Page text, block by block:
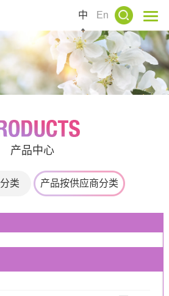
中 En
产品中心
类 产品按供应商分类